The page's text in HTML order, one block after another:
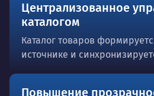
Централизованное
каталогом
Каталог товаров
источнике и
Повышение